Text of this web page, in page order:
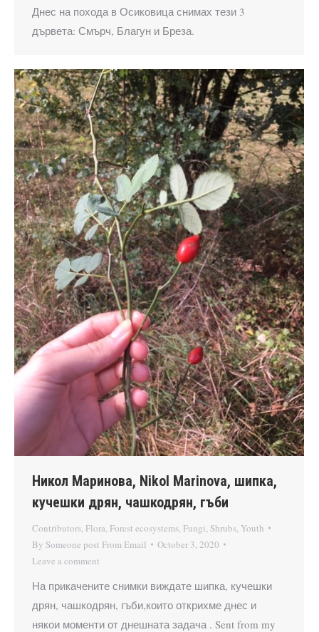
Днес на похода в Осиковица снимах тези 3
дървета: Смърч, Благун и Бреза.
Никол Маринова, Nikol Marinova, шипка,
кучешки дрян, чашкодрян, гъби
Contributors, Flora, Forest ecosystems, Fungi, Shrubs, Youth
By Someone post From Email
October 3, 2020
Leave a comment
На прикачените снимки виждате шипка, кучешки
дрян, чашкодрян, гъби,които открихме днес и
някои моменти от днешната задача . Sent from my